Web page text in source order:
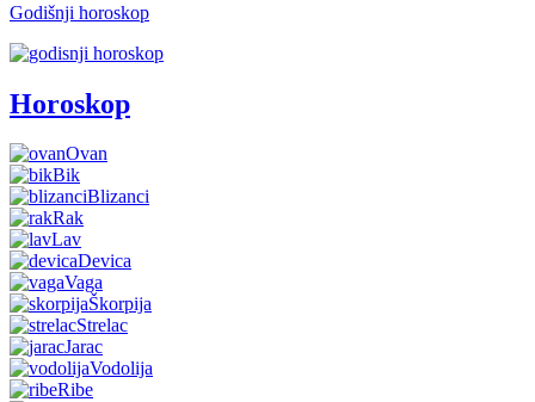
Godišnji horoskop
Horoskop
Ovan
Bik
Blizanci
Rak
Lav
Devica
Vaga
Škorpija
Strelac
Jarac
Vodolija
Ribe